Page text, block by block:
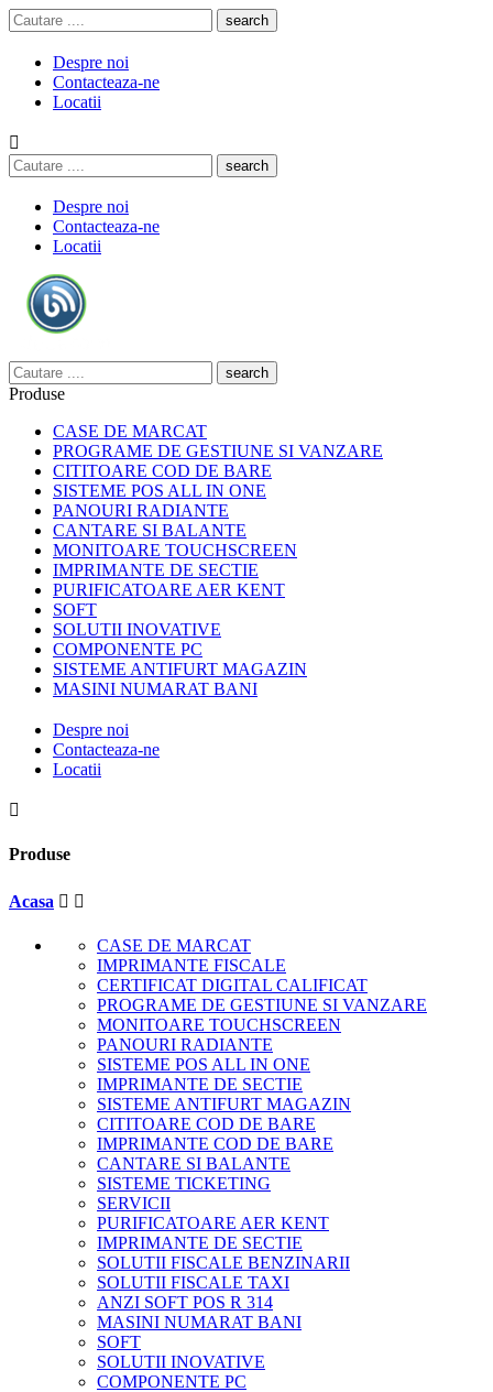
search
Despre noi
Contacteaza-ne
Locatii

search
Despre noi
Contacteaza-ne
Locatii
search
Produse
CASE DE MARCAT
PROGRAME DE GESTIUNE SI VANZARE
CITITOARE COD DE BARE
SISTEME POS ALL IN ONE
PANOURI RADIANTE
CANTARE SI BALANTE
MONITOARE TOUCHSCREEN
IMPRIMANTE DE SECTIE
PURIFICATOARE AER KENT
SOFT
SOLUTII INOVATIVE
COMPONENTE PC
SISTEME ANTIFURT MAGAZIN
MASINI NUMARAT BANI
Despre noi
Contacteaza-ne
Locatii

Produse
Acasa  
CASE DE MARCAT
IMPRIMANTE FISCALE
CERTIFICAT DIGITAL CALIFICAT
PROGRAME DE GESTIUNE SI VANZARE
MONITOARE TOUCHSCREEN
PANOURI RADIANTE
SISTEME POS ALL IN ONE
IMPRIMANTE DE SECTIE
SISTEME ANTIFURT MAGAZIN
CITITOARE COD DE BARE
IMPRIMANTE COD DE BARE
CANTARE SI BALANTE
SISTEME TICKETING
SERVICII
PURIFICATOARE AER KENT
IMPRIMANTE DE SECTIE
SOLUTII FISCALE BENZINARII
SOLUTII FISCALE TAXI
ANZI SOFT POS R 314
MASINI NUMARAT BANI
SOFT
SOLUTII INOVATIVE
COMPONENTE PC